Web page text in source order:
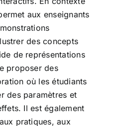
aux enseignants
des concepts
de représentations
proposer des
où les étudiants
des paramètres et
Il est également
pratiques, aux